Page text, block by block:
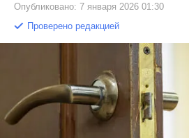
Опубликовано: 7 января 2026 01:30
Проверено редакцией